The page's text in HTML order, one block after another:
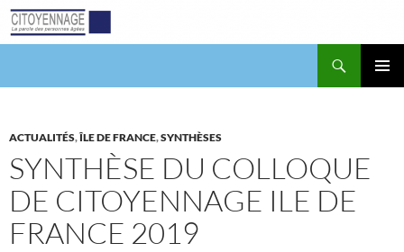
Aller
au
ACTUALITÉS,ÎLE DE FRANCE,SYNTHÈSES
SYNTHÈSE DU COLLOQUE
DE CITOYENNAGE ILE DE
FRANCE 2019